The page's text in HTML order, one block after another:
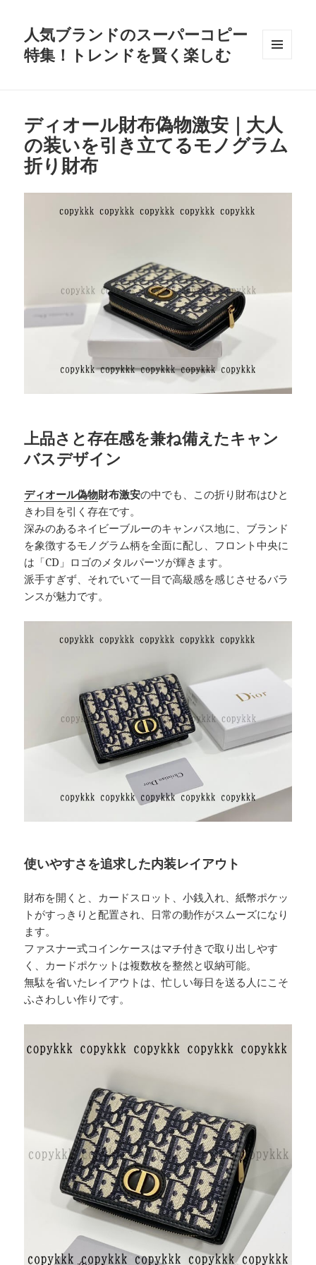
人気ブランドのスーパーコピー
特集！トレンドを賢く楽しむ
ディオール財布偽物激安｜大人
の装いを引き立てるモノグラム
折り財布
上品さと存在感を兼ね備えたキャン
バスデザイン
ディオール偽物財布激安の中でも、この折り財布はひと
きわ目を引く存在です。
深みのあるネイビーブルーのキャンバス地に、ブランド
を象徴するモノグラム柄を全面に配し、フロント中央に
は「CD」ロゴのメタルパーツが輝きます。
派手すぎず、それでいて一目で高級感を感じさせるバラ
ンスが魅力です。
使いやすさを追求した内装レイアウト
財布を開くと、カードスロット、小銭入れ、紙幣ポケッ
トがすっきりと配置され、日常の動作がスムーズになり
ます。
ファスナー式コインケースはマチ付きで取り出しやす
く、カードポケットは複数枚を整然と収納可能。
無駄を省いたレイアウトは、忙しい毎日を送る人にこそ
ふさわしい作りです。